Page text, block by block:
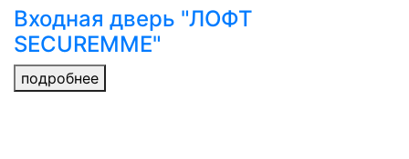
Входная дверь "ЛОФТ
SECUREMME"
подробнее